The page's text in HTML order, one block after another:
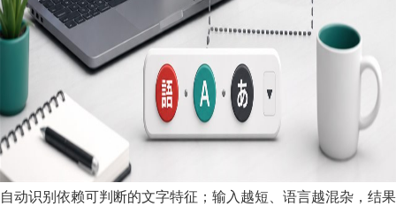
自动识别依赖可判断的文字特征；输入越短、语言越混杂，结果